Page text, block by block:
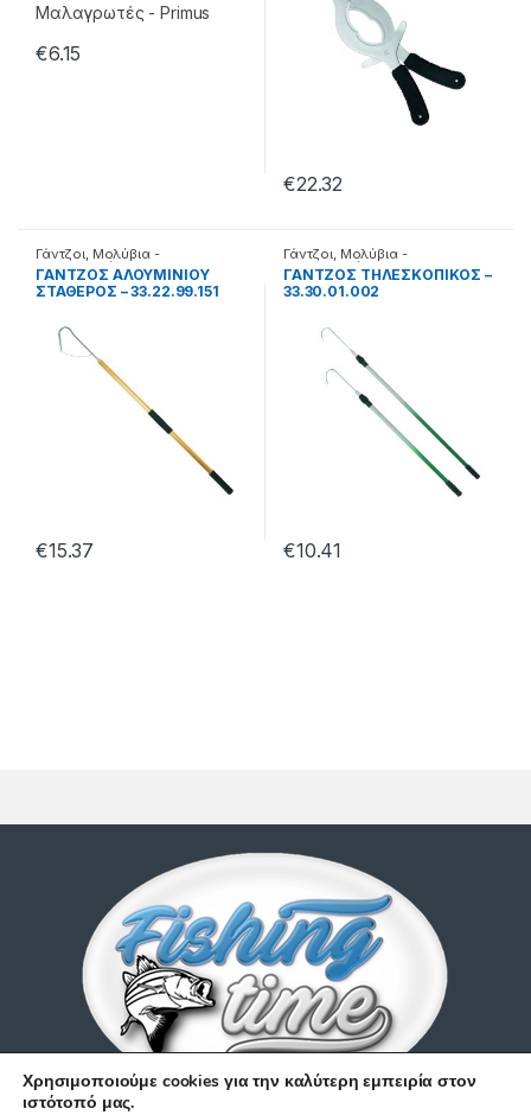
€6.15
€22.32
Γάντζοι Μολύβια -
Μαλαγρωτές
ΓΑΝΤΖΟΣ ΑΛΟΥΜΙΝΙΟΥ
ΣΤΑΘΕΡΟΣ – 33.22.99.151
€15.37
Γάντζοι Μολύβια -
Μαλαγρωτές
ΓΑΝΤΖΟΣ ΤΗΛΕΣΚΟΠΙΚΟΣ –
33.30.01.002
€10.41
Χρησιμοποιούμε cookies για την καλύτερη εμπειρία στον
ιστότοπό μας.